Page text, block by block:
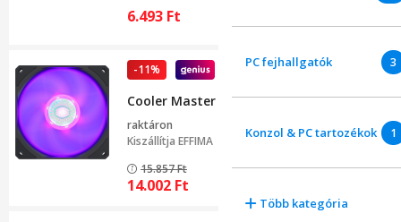
PC fejhallgatók 3
Konzol & PC tartozékok 1
Több kategória
6.493 Ft
Okos ajánlatok
-11%
Cooler Master SickleFlow 120 RGB
raktáron
Kiszállítja EFFIMA
15.857Ft
14.002 Ft